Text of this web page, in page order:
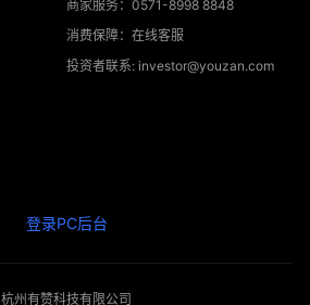
商家服务：0571-8998 8848
消费保障：在线客服
投资者联系: investor@youzan.com
登录PC后台
杭州有赞科技有限公司